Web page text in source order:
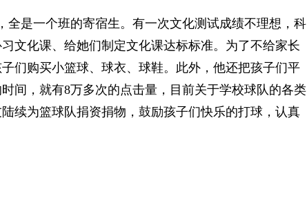
是一个班的寄宿生。有一次文化测试成绩不理想，科
文化课、给她们制定文化课达标标准。为了不给家长
们购买小篮球、球衣、球鞋。此外，他还把孩子们平
间，就有8万多次的点击量，目前关于学校球队的各类
续为篮球队捐资捐物，鼓励孩子们快乐的打球，认真